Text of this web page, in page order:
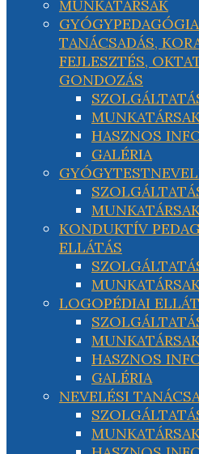
MUNKATÁRSAK
TANÁCSADÁS,
FEJLESZTÉS,
GONDOZÁS
HASZNOS
GALÉRIA
KONDUKTÍV
ELLÁTÁS
LOGOPÉDIAI
HASZNOS
GALÉRIA
NEVELÉSI